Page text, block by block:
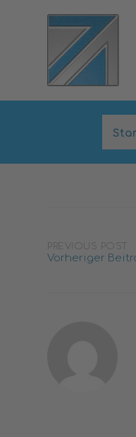
Post
PREVIOUS POST
Vorheriger